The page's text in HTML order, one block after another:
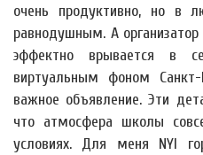
очень продуктивно, но в
равнодушным. А
эффектно врывается в
виртуальным фоном Санкт-
важное объявление. Эти
что атмосфера школы
условиях. Для меня NYI